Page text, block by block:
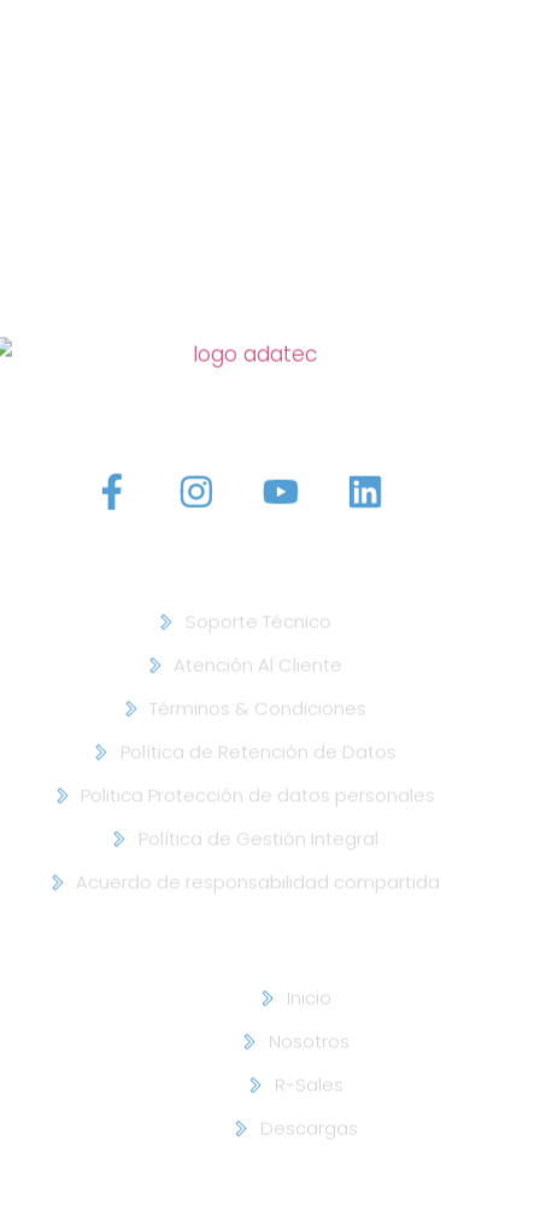
calidad de vida de su personal en calle.
Legal ///
Términos & Condiciones
Política de Retención de Datos
Politica Protección de datos personales
Política de Gestión Integral
Acuerdo de responsabilidad compartida
Corporativo ///
R-Sales
Descargas
Contáctenos ///